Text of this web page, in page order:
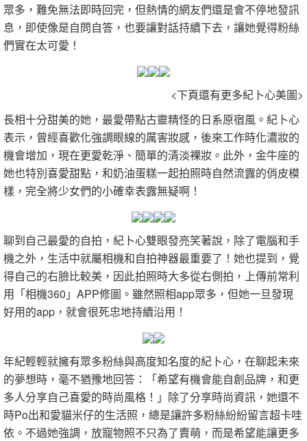
眾多，難免無法即時回完，但熱情的網友們還是會不停地發訊
息，即使像是自問自答，也要讓對話持續下去，讓她覺得粉絲
們實在太可愛！
<下頁還有更多紀卜心美圖>
長相十分甜美的她，最愛帶點古靈精怪的日系原宿風。紀卜心
表示，曾經喜歡化強調眼線的厲害妝感，後來工作時化濃妝的
機會增加，現在更愛乾淨、簡單的清淡裸妝。此外，金牛座的
她也特別喜愛甜點，和奶油蛋糕一起拍照時自然流露的俏皮模
樣，完全將少女們的小確幸表露無疑啊！
聊到自己最愛的自拍，紀卜心雙眼發亮笑著說，除了電腦和手
機之外，生活中就屬相機和自拍神器最重要了！她也提到，覺
得自己的右臉比較美，因此拍照時大多從右側拍，上傳前常利
用「相機360」APP修圖。雖然照相app眾多，但她一旦發現
好用的app，就會很死忠地持續沿用！
年紀輕輕就擁有眾多粉絲與高度知名度的紀卜心，在聊起未來
的夢想時，毫不猶豫地回答：「希望有機會能自創品牌，和更
多人分享自己喜愛的時尚風格！」除了分享時尚資訊，她還不
時Po出和愛貓米仔的生活照，總是讓許多粉絲紛紛留言超卡哇
依。不過她強調，放寵物照不只為了賣萌，而是希望能讓更多